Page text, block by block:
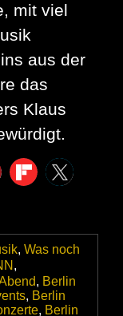
mit viel
aus der
das
Klaus
, Was noch
,
, Berlin
, Berlin
, Berlin